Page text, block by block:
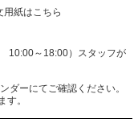
紙はこちら
10:00～18:00）スタッフが
ダーにてご確認ください。
す。